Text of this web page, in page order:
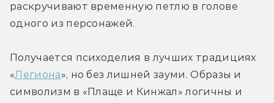
раскручивают временную петлю в голове
одного из персонажей.
Получается психоделия в лучших традициях
«Легиона», но без лишней зауми. Образы и
символизм в «Плаще и Кинжал» логичны и